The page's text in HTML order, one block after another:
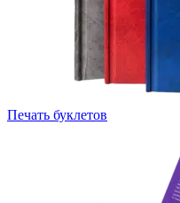
Печать буклетов